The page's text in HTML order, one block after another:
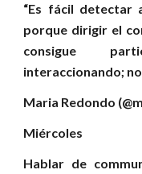
“Es fácil detectar
porque dirigir el
consigue
interaccionando;
Maria Redondo
Miércoles
Hablar de